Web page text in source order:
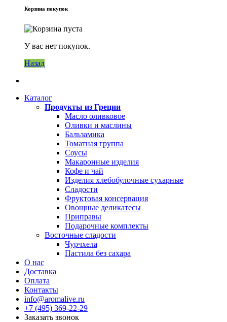
Корзина покупок
У вас нет покупок.
Назад
Каталог
Продукты из Греции
Масло оливковое
Оливки и маслины
Бальзамика
Томатная группа
Соусы
Макаронные изделия
Кофе и чай
Изделия хлебобулочные сухарные
Сладости
Фруктовая консервация
Овощные деликатесы
Приправы
Подарочные комплекты
Восточные сладости
Чурчхела
Пастила без сахара
О нас
Доставка
Оплата
Контакты
info@aromalive.ru
+7 (495) 369-22-29
Заказать звонок